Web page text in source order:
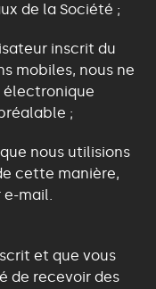
de la Société ;
inscrit du
mobiles, nous ne
électronique
;
nous utilisions
cette manière,
mail.
et que vous
de recevoir des